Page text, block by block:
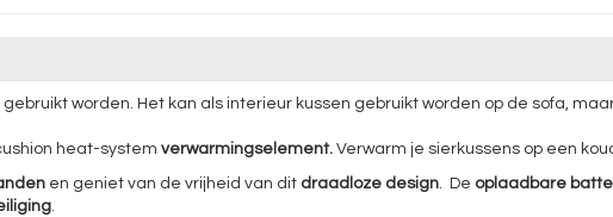
gebruikt worden. Het kan als interieur kussen gebruikt worden op de sofa,
heat-system verwarmingselement.Verwarm je sierkussens op een
en geniet van de vrijheid van dit draadloze design. De oplaadbare
.